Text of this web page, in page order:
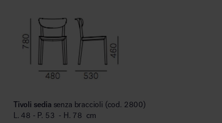
Tivoli sedia senza braccioli (cod. 2800)
L. 48 - P. 53 - H. 78 cm